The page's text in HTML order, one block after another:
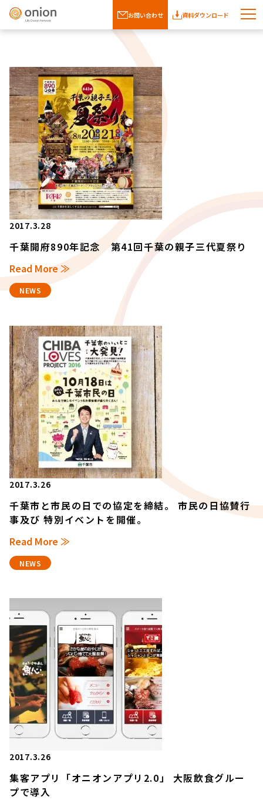
お問い合わせ 資料ダウンロード
2017.3.28
千葉開府890年記念 第41回千葉の親子三代夏祭り
Read More ≫
NEWS
2017.3.26
千葉市と市民の日での協定を締結。 市民の日協賛行
事及び 特別イベントを開催。
Read More ≫
NEWS
2017.3.26
集客アプリ「オニオンアプリ2.0」 大阪飲食グルー
プで導入